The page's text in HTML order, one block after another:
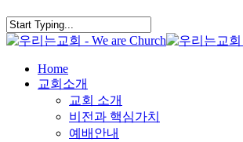
search
Menu
Home
교회소개
교회 소개
비전과 핵심가치
예배안내